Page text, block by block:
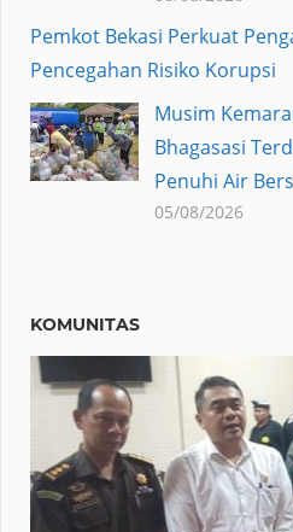
Pemkot Bekasi Perkuat
Pencegahan Risiko Korupsi
Musim
Bhagasasi
Penuhi Air
05/08/2026
KOMUNITAS